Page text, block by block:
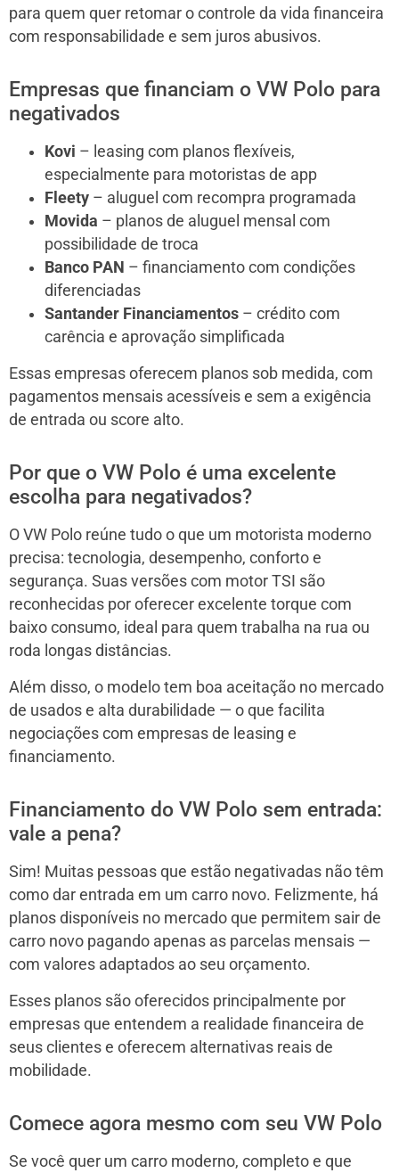
para quem quer retomar o controle da vida financeira
com responsabilidade e sem juros abusivos.
Empresas que financiam o VW Polo para
negativados
Kovi – leasing com planos flexíveis,
especialmente para motoristas de app
Fleety – aluguel com recompra programada
Movida – planos de aluguel mensal com
possibilidade de troca
Banco PAN – financiamento com condições
diferenciadas
Santander Financiamentos – crédito com
carência e aprovação simplificada
Essas empresas oferecem planos sob medida, com
pagamentos mensais acessíveis e sem a exigência
de entrada ou score alto.
Por que o VW Polo é uma excelente
escolha para negativados?
O VW Polo reúne tudo o que um motorista moderno
precisa: tecnologia, desempenho, conforto e
segurança. Suas versões com motor TSI são
reconhecidas por oferecer excelente torque com
baixo consumo, ideal para quem trabalha na rua ou
roda longas distâncias.
Além disso, o modelo tem boa aceitação no mercado
de usados e alta durabilidade — o que facilita
negociações com empresas de leasing e
financiamento.
Financiamento do VW Polo sem entrada:
vale a pena?
Sim! Muitas pessoas que estão negativadas não têm
como dar entrada em um carro novo. Felizmente, há
planos disponíveis no mercado que permitem sair de
carro novo pagando apenas as parcelas mensais —
com valores adaptados ao seu orçamento.
Esses planos são oferecidos principalmente por
empresas que entendem a realidade financeira de
seus clientes e oferecem alternativas reais de
mobilidade.
Comece agora mesmo com seu VW Polo
Se você quer um carro moderno, completo e que